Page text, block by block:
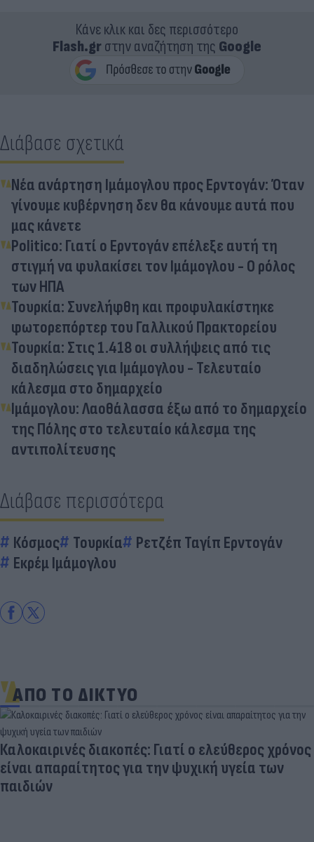
Κάνε κλικ και δες περισσότερο
Flash.grστην αναζήτηση της Google
Διάβασε σχετικά
Νέα ανάρτηση Ιμάμογλου προς Ερντογάν: Όταν
γίνουμε κυβέρνηση δεν θα κάνουμε αυτά που
μας κάνετε
Politico: Γιατί ο Ερντογάν επέλεξε αυτή τη
στιγμή να φυλακίσει τον Ιμάμογλου - Ο ρόλος
των ΗΠΑ
Τουρκία: Συνελήφθη και προφυλακίστηκε
φωτορεπόρτερ του Γαλλικού Πρακτορείου
Τουρκία: Στις 1.418 οι συλλήψεις από τις
διαδηλώσεις για Ιμάμογλου - Τελευταίο
κάλεσμα στο δημαρχείο
Ιμάμογλου: Λαοθάλασσα έξω από το δημαρχείο
της Πόλης στο τελευταίο κάλεσμα της
αντιπολίτευσης
Διάβασε περισσότερα
Κόσμος Τουρκία
Ρετζέπ Ταγίπ Ερντογάν
Εκρέμ Ιμάμογλου
ΑΠΟ ΤΟ ΔΙΚΤΥΟ
Καλοκαιρινές διακοπές: Γιατί ο ελεύθερος χρόνος
είναι απαραίτητος για την ψυχική υγεία των
παιδιών